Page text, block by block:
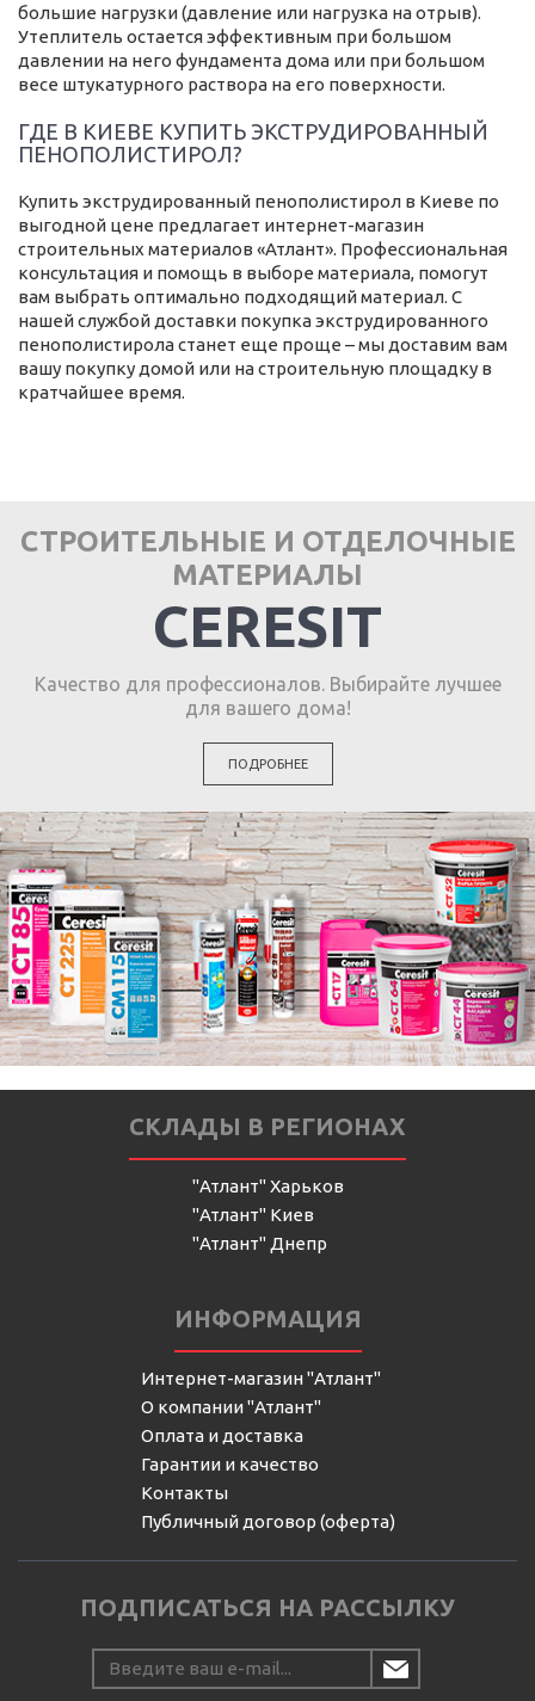
большие нагрузки (давление или нагрузка на отрыв).
Утеплитель остается эффективным при большом
давлении на него фундамента дома или при большом
весе штукатурного раствора на его поверхности.
ГДЕ В КИЕВЕ КУПИТЬ ЭКСТРУДИРОВАННЫЙ
ПЕНОПОЛИСТИРОЛ?
Купить экструдированный пенополистирол в Киеве по
выгодной цене предлагает интернет-магазин
строительных материалов «Атлант». Профессиональная
консультация и помощь в выборе материала, помогут
вам выбрать оптимально подходящий материал. С
нашей службой доставки покупка экструдированного
пенополистирола станет еще проще – мы доставим вам
вашу покупку домой или на строительную площадку в
кратчайшее время.
СТРОИТЕЛЬНЫЕ И ОТДЕЛОЧНЫЕ
МАТЕРИАЛЫ
CERESIT
Качество для профессионалов. Выбирайте лучшее
для вашего дома!
ПОДРОБНЕЕ
СКЛАДЫ В РЕГИОНАХ
"Атлант" Харьков
"Атлант" Киев
"Атлант" Днепр
ИНФОРМАЦИЯ
Интернет-магазин "Атлант"
О компании "Атлант"
Оплата и доставка
Гарантии и качество
Контакты
Публичный договор (оферта)
ПОДПИСАТЬСЯ НА РАССЫЛКУ